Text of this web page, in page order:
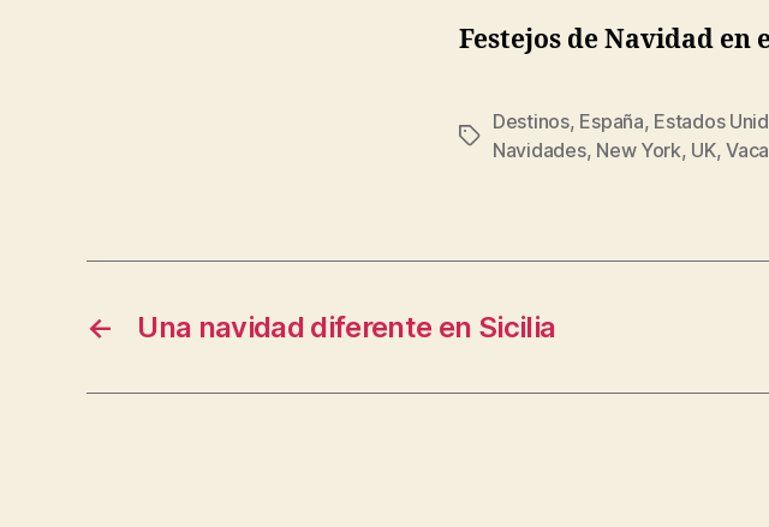
Festejos de Navidad en
Tags
Destinos, España, Estados
Navidades, New York, UK,
← Una navidad diferente en Sicilia